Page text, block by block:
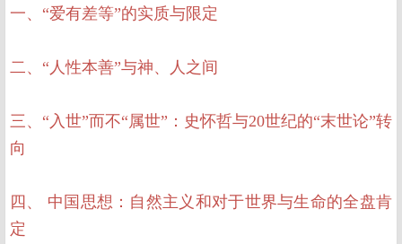
一、“爱有差等”的实质与限定
二、“人性本善”与神、人之间
三、“入世”而不“属世”：史怀哲与20世纪的“末世论”转
向
四、 中国思想：自然主义和对于世界与生命的全盘肯
定